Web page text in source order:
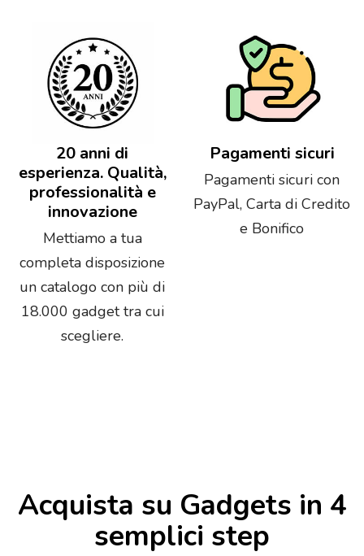
20 anni di
esperienza. Qualità,
professionalità e
innovazione
Mettiamo a tua
completa disposizione
un catalogo con più di
18.000 gadget tra cui
scegliere.
Pagamenti sicuri
Pagamenti sicuri con
PayPal, Carta di Credito
e Bonifico
Acquista su Gadgets in 4
semplici step